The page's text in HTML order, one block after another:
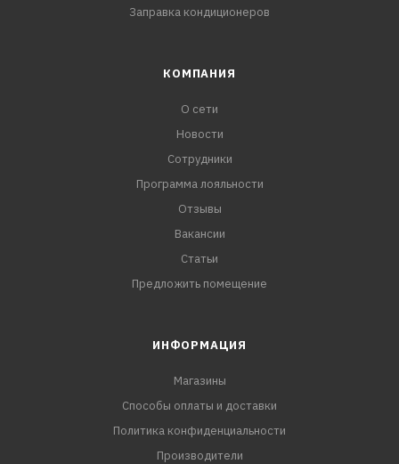
Заправка кондиционеров
КОМПАНИЯ
О сети
Новости
Сотрудники
Программа лояльности
Отзывы
Вакансии
Статьи
Предложить помещение
ИНФОРМАЦИЯ
Магазины
Способы оплаты и доставки
Политика конфиденциальности
Производители